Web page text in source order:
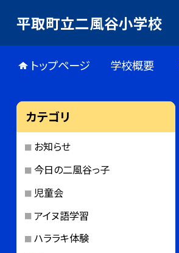
平取町立二風谷小学校
トップページ 学校概要
カテゴリ
お知らせ
今日の二風谷っ子
児童会
アイヌ語学習
ハララキ体験